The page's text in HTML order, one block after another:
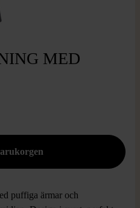
MED
puffiga ärmar och